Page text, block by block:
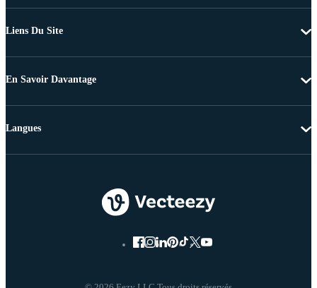
Liens Du Site
En Savoir Davantage
Langues